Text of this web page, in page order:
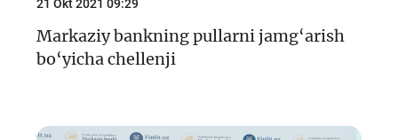
21 Okt 2021 09:29
Markaziy bankning pullarni jamg‘arish
bo‘yicha chellenji